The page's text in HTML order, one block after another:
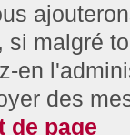
si malgré
en
des
de page